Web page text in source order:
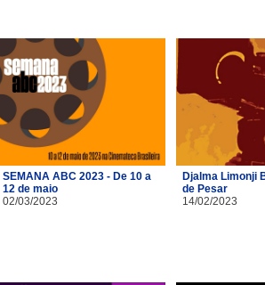
SEMANA ABC 2023 - De 10 a
12 de maio
02/03/2023
Djalma Limonji
de Pesar
14/02/2023